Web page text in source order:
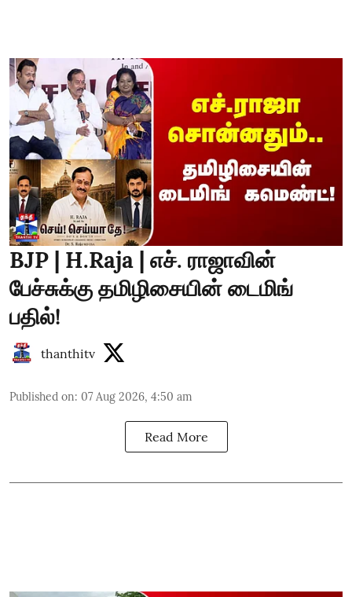
BJP | H.Raja | எச். ராஜாவின்
பேச்சுக்கு தமிழிசையின் டைமிங்
பதில்!
thanthitv
Published on: 07 Aug 2026, 4:50 am
Read More